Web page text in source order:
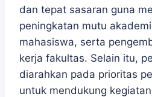
dan tepat sasaran guna
peningkatan mutu
mahasiswa, serta
kerja fakultas. Selain itu,
diarahkan pada prioritas
untuk mendukung